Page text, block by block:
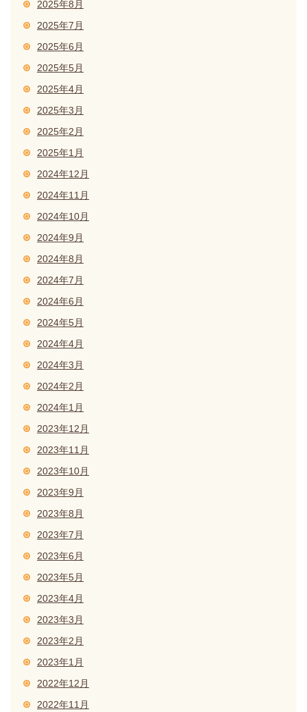
2025年8月
2025年7月
2025年6月
2025年5月
2025年4月
2025年3月
2025年2月
2025年1月
2024年12月
2024年11月
2024年10月
2024年9月
2024年8月
2024年7月
2024年6月
2024年5月
2024年4月
2024年3月
2024年2月
2024年1月
2023年12月
2023年11月
2023年10月
2023年9月
2023年8月
2023年7月
2023年6月
2023年5月
2023年4月
2023年3月
2023年2月
2023年1月
2022年12月
2022年11月